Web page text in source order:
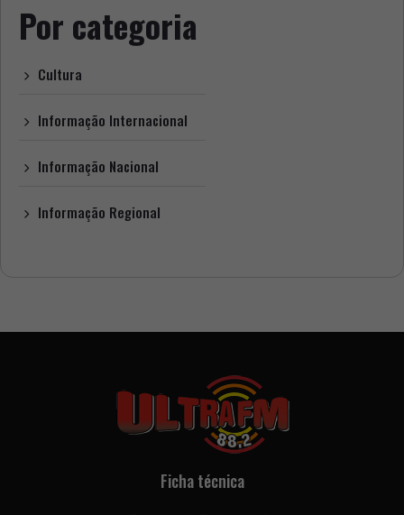
Por categoria
Cultura
Informação Internacional
Informação Nacional
Informação Regional
Ficha técnica